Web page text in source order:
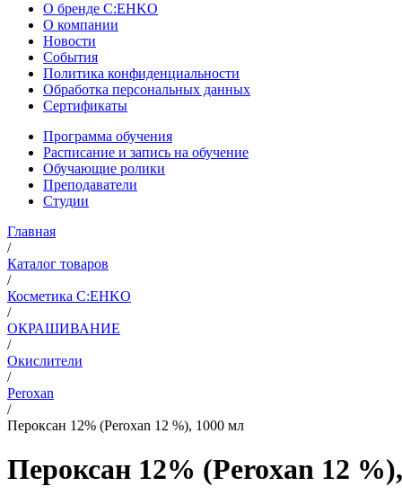
О бренде C:EHKO
О компании
Новости
События
Политика конфиденциальности
Обработка персональных данных
Сертификаты
Программа обучения
Расписание и запись на обучение
Обучающие ролики
Преподаватели
Студии
Главная
/
Каталог товаров
/
Косметика C:EHKO
/
ОКРАШИВАНИЕ
/
Окислители
/
Peroxan
/
Пероксан 12% (Peroxan 12 %), 1000 мл
Пероксан 12% (Peroxan 12